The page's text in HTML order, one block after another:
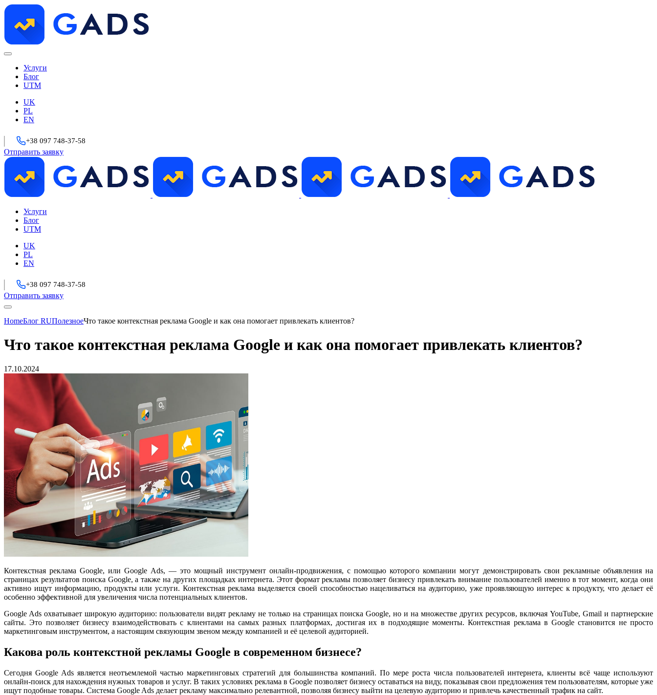
Услуги
Блог
UTM
UK
PL
EN
+38 097 748-37-58
Отправить заявку
Услуги
Блог
UTM
UK
PL
EN
+38 097 748-37-58
Отправить заявку
HomeБлог RUПолезноеЧто такое контекстная реклама Google и как она помогает привлекать клиентов?
Что такое контекстная реклама Google и как она помогает привлекать клиентов?
17.10.2024
Контекстная реклама Google, или Google Ads, — это мощный инструмент онлайн-продвижения, с помощью которого компании могут демонстрировать свои рекламные объявления на
страницах результатов поиска Google, а также на других площадках интернета. Этот формат рекламы позволяет бизнесу привлекать внимание пользователей именно в тот момент, когда они
активно ищут информацию, продукты или услуги. Контекстная реклама выделяется своей способностью нацеливаться на аудиторию, уже проявляющую интерес к продукту, что делает её
особенно эффективной для увеличения числа потенциальных клиентов.
Google Ads охватывает широкую аудиторию: пользователи видят рекламу не только на страницах поиска Google, но и на множестве других ресурсов, включая YouTube, Gmail и партнерские
сайты. Это позволяет бизнесу взаимодействовать с клиентами на самых разных платформах, достигая их в подходящие моменты. Контекстная реклама в Google становится не просто
маркетинговым инструментом, а настоящим связующим звеном между компанией и её целевой аудиторией.
Какова роль контекстной рекламы Google в современном бизнесе?
Сегодня Google Ads является неотъемлемой частью маркетинговых стратегий для большинства компаний. По мере роста числа пользователей интернета, клиенты всё чаще используют
онлайн-поиск для нахождения нужных товаров и услуг. В таких условиях реклама в Google позволяет бизнесу оставаться на виду, показывая свои предложения тем пользователям, которые уже
ищут подобные товары. Система Google Ads делает рекламу максимально релевантной, позволяя бизнесу выйти на целевую аудиторию и привлечь качественный трафик на сайт.